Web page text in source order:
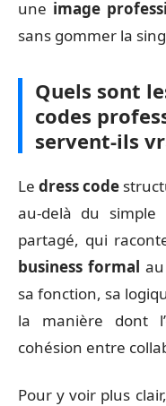
une image
sans gommer la
Quels sont
codes
servent-ils
Ledress code
au-delà du simple
partagé, qui
business formal au
sa fonction, sa
la manière dont
cohésion entre
Pour y voir plus